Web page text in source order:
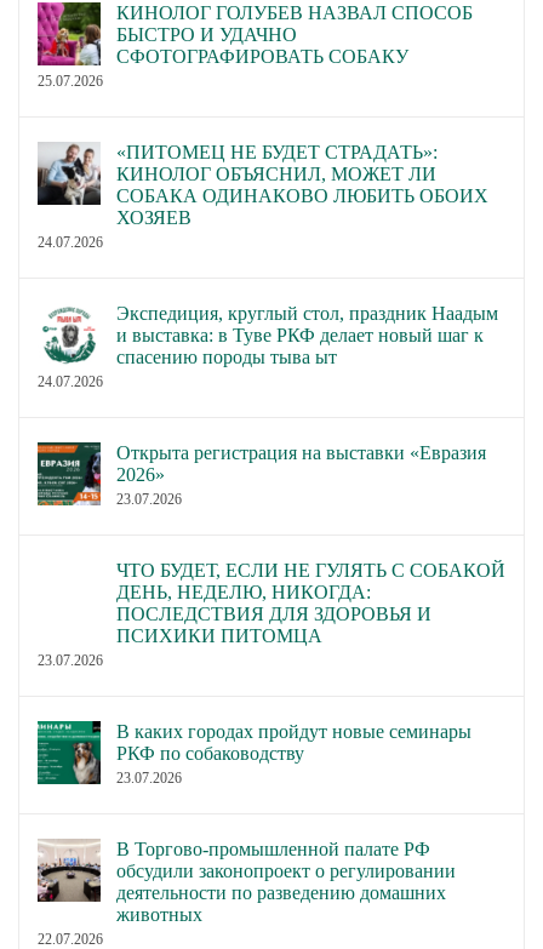
КИНОЛОГ ГОЛУБЕВ НАЗВАЛ СПОСОБ
БЫСТРО И УДАЧНО
СФОТОГРАФИРОВАТЬ СОБАКУ
25.07.2026
«ПИТОМЕЦ НЕ БУДЕТ СТРАДАТЬ»:
КИНОЛОГ ОБЪЯСНИЛ, МОЖЕТ ЛИ
СОБАКА ОДИНАКОВО ЛЮБИТЬ ОБОИХ
ХОЗЯЕВ
24.07.2026
Экспедиция, круглый стол, праздник Наадым
и выставка: в Туве РКФ делает новый шаг к
спасению породы тыва ыт
24.07.2026
Открыта регистрация на выставки «Евразия
2026»
23.07.2026
ЧТО БУДЕТ, ЕСЛИ НЕ ГУЛЯТЬ С СОБАКОЙ
ДЕНЬ, НЕДЕЛЮ, НИКОГДА:
ПОСЛЕДСТВИЯ ДЛЯ ЗДОРОВЬЯ И
ПСИХИКИ ПИТОМЦА
23.07.2026
В каких городах пройдут новые семинары
РКФ по собаководству
23.07.2026
В Торгово-промышленной палате РФ
обсудили законопроект о регулировании
деятельности по разведению домашних
животных
22.07.2026